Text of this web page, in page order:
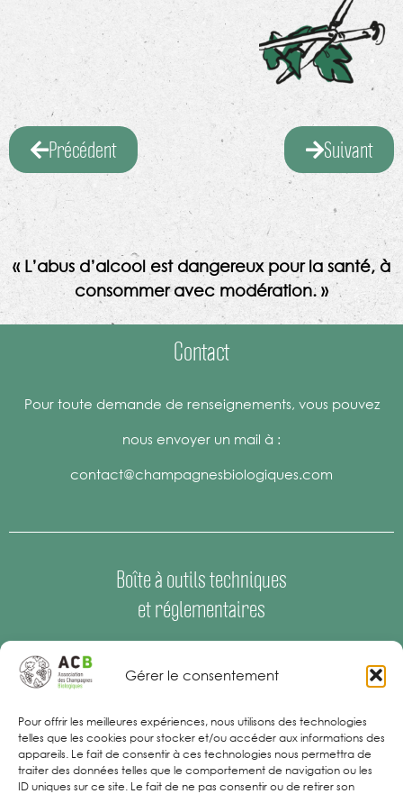
Gérer le consentement
Pour offrir les meilleures expériences, nous utilisons des technologies
telles que les cookies pour stocker et/ou accéder aux informations des
appareils. Le fait de consentir à ces technologies nous permettra de
traiter des données telles que le comportement de navigation ou les
ID uniques sur ce site. Le fait de ne pas consentir ou de retirer son
Précédent Suivant
« L’abus d’alcool est dangereux pour la santé, à
consommer avec modération. »
Contact
Pour toute demande de renseignements, vous pouvez
nous envoyer un mail à :
contact@champagnesbiologiques.com
Boîte à outils techniques
et réglementaires
Espace Presse